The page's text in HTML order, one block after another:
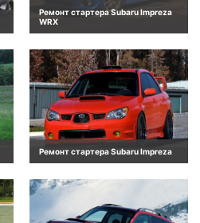
Ремонт стартера Subaru Impreza
WRX
Ремонт стартера Subaru Impreza